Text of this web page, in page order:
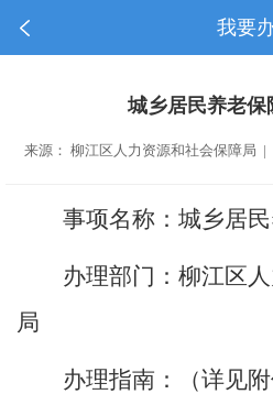
我要
城乡居民养老保
来源： 柳江区人力资源和社会保障局
事项名称： 城乡居
办理部门： 柳江区
局
办理指南：（详见附